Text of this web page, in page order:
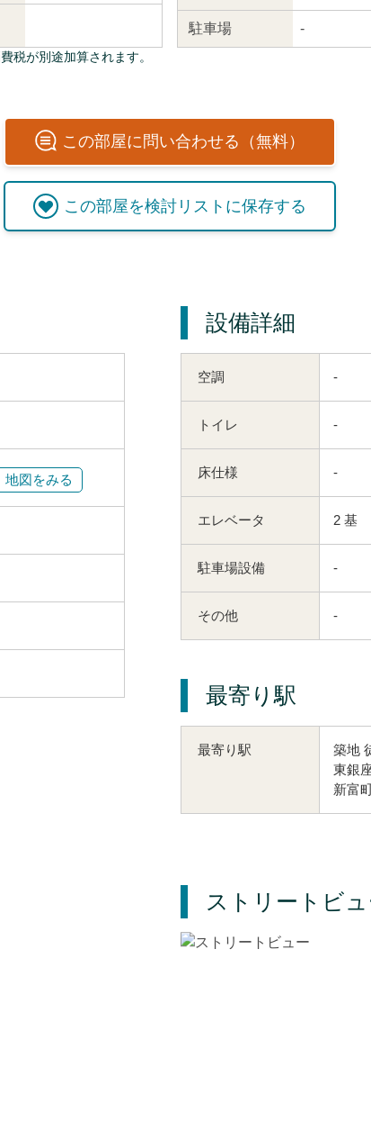
駐車場 -
税が別途加算されます。
この部屋に問い合わせる（無料）
この部屋を検討リストに保存する
地図をみる
設備詳細
空調 -
トイレ -
床仕様 -
エレベータ 2 基
駐車場設備 -
その他 -
最寄り駅
最寄り駅 築地
東銀
新富
ストリートビ